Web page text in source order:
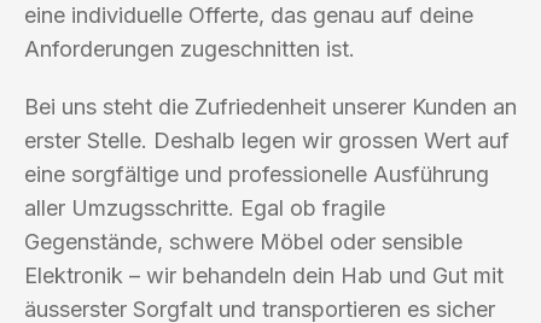
eine individuelle Offerte, das genau auf deine
Anforderungen zugeschnitten ist.
Bei uns steht die Zufriedenheit unserer Kunden an
erster Stelle. Deshalb legen wir grossen Wert auf
eine sorgfältige und professionelle Ausführung
aller Umzugsschritte. Egal ob fragile
Gegenstände, schwere Möbel oder sensible
Elektronik – wir behandeln dein Hab und Gut mit
äusserster Sorgfalt und transportieren es sicher